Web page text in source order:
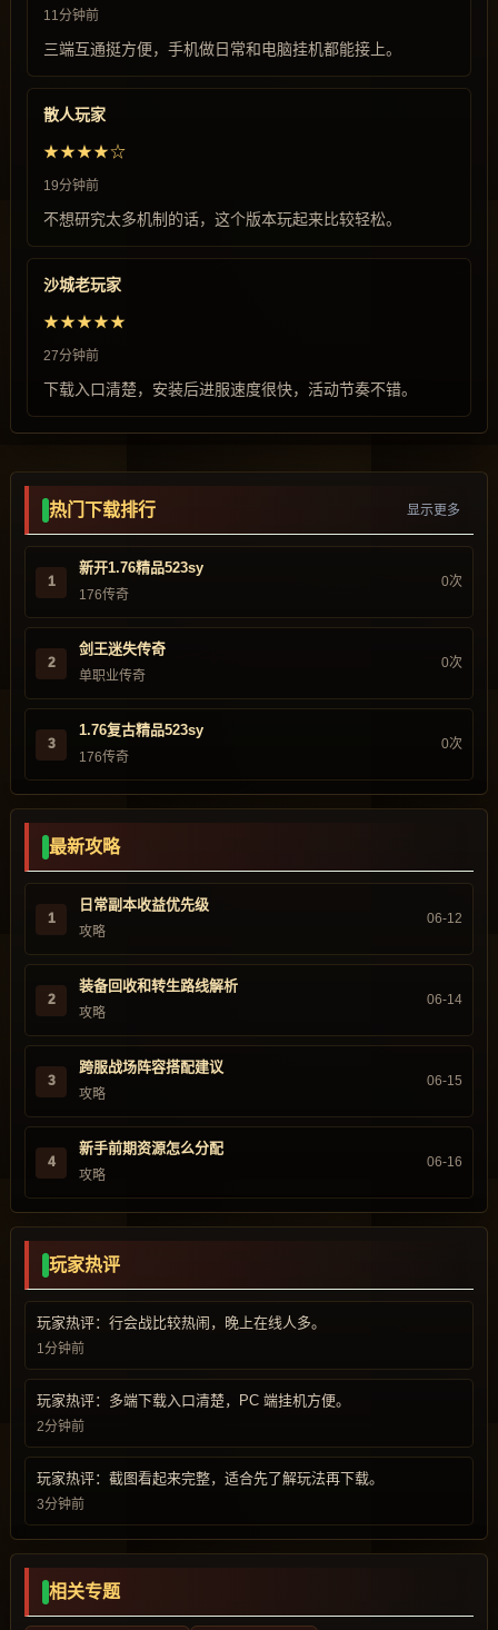
11分钟前
三端互通挺方便，手机做日常和电脑挂机都能接上。
散人玩家
★★★★☆
19分钟前
不想研究太多机制的话，这个版本玩起来比较轻松。
沙城老玩家
★★★★★
27分钟前
下载入口清楚，安装后进服速度很快，活动节奏不错。
热门下载排行 显示更多
1
新开1.76精品523sy
176传奇
0次
2
剑王迷失传奇
单职业传奇
0次
3
1.76复古精品523sy
176传奇
0次
最新攻略
1
日常副本收益优先级
攻略
06-12
2
装备回收和转生路线解析
攻略
06-14
3
跨服战场阵容搭配建议
攻略
06-15
4
新手前期资源怎么分配
攻略
06-16
玩家热评
玩家热评：行会战比较热闹，晚上在线人多。
1分钟前
玩家热评：多端下载入口清楚，PC 端挂机方便。
2分钟前
玩家热评：截图看起来完整，适合先了解玩法再下载。
3分钟前
相关专题